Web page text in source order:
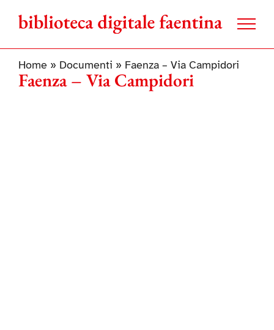
contenuto
Home» Documenti » Faenza – Via Campidori
Faenza – Via Campidori